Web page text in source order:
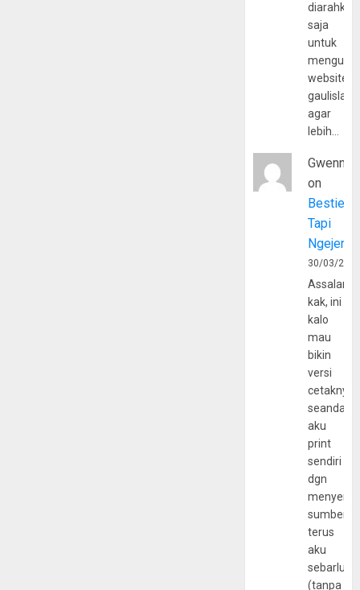
diarahkan
saja
untuk
website
agar
lebih…
Gwenny
on
Bestie
Tapi
30/03/
kak, ini
kalo
mau
bikin
versi
cetaknya
aku
print
sendiri
dgn
sumber
terus
aku
(tanpa